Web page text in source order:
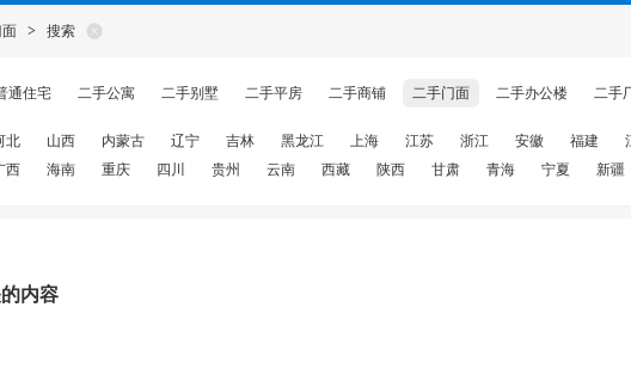
> 搜索
通住宅 二手公寓 二手别墅 二手平房 二手商铺 二手门面 二手办公楼 二手
北 山西 内蒙古 辽宁 吉林 黑龙江 上海 江苏 浙江 安徽 福建
西 海南 重庆 四川 贵州 云南 西藏 陕西 甘肃 青海 宁夏 新疆
内容